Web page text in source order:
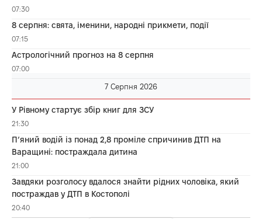
07:30
8 серпня: свята, іменини, народні прикмети, події
07:15
Астрологічний прогноз на 8 серпня
07:00
7 Серпня 2026
У Рівному стартує збір книг для ЗСУ
21:30
П’яний водій із понад 2,8 проміле спричинив ДТП на
Варащині: постраждала дитина
21:00
Завдяки розголосу вдалося знайти рідних чоловіка, який
постраждав у ДТП в Костополі
20:40